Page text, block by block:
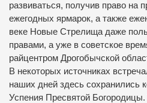
развиваться, получив право на
ежегодных ярмарок, а также
веке Новые Стрелища даже
правами, а уже в советское
райцентром Дрогобычской
В некоторых источниках
наших дней здесь сохранились
Успения Пресвятой Богородицы.